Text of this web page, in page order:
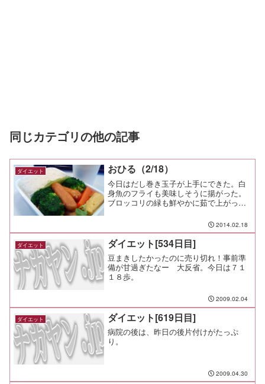
同じカテゴリの他の記事
ダイエット おひる（2/18）
今日はだし巻き玉子が上手にできた。白
身魚のフライも美味しそうに揚がった。
ブロッコリの緑も鮮やかに茹で上がっ
だけど・・・写真を取り忘れた（笑と言
うことで、今日はパパ弁当の写真だけ。
ご飯は少なめ、野菜は多め、...
2014.02.18
ダイエット ダイエット[534日目]
豆まきしたかったのに売り切れ！事前準
備が甘過ぎたなー 大反省。今日は７１
１８歩。
2009.02.04
ダイエット ダイエット[619日目]
病院の後は、昨日の後片付けがたっぷ
り。
2009.04.30